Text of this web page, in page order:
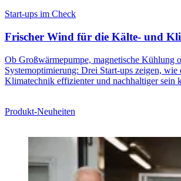
Start-ups im Check
Frischer Wind für die Kälte- und
Ob Großwärmepumpe, magnetische Kühlung
Systemoptimierung: Drei Start-ups zeigen, wie
Klimatechnik effizienter und nachhaltiger sein
Produkt-Neuheiten